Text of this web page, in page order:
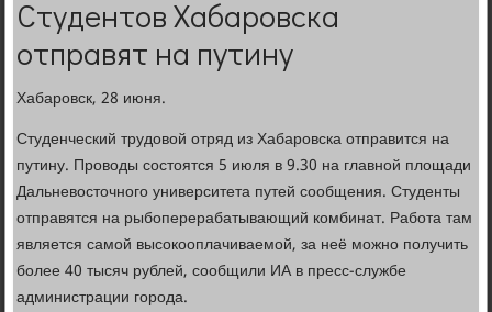
Студентов Хабаровска
отправят на путину
Хабаровск, 28 июня.
Студенческий трудовой отряд из Хабаровска отправится на
путину. Проводы состоятся 5 июля в 9.30 на главной площади
Дальневосточного университета путей сообщения. Студенты
отправятся на рыбоперерабатывающий комбинат. Работа там
является самой высокооплачиваемой, за неё можно получить
более 40 тысяч рублей, сообщили ИА в пресс-службе
администрации города.